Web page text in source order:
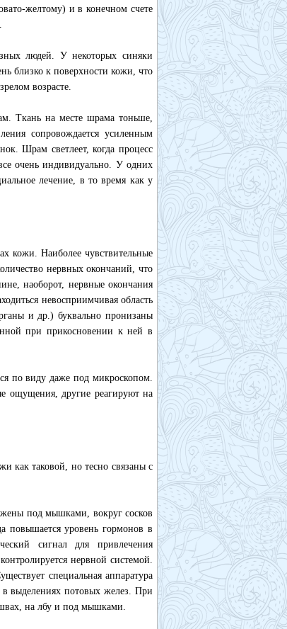
желтому) и в конечном счете
людей. У некоторых синяки
близко к поверхности кожи, что
возрасте.
Ткань на месте шрама тоньше,
сопровождается усиленным
Шрам светлеет, когда процесс
очень индивидуально. У одних
лечение, в то время как у
кожи. Наиболее чувствительные
нервных окончаний, что
наоборот, нервные окончания
невосприимчивая область
и др.) буквально пронизаны
при прикосновении к ней в
по виду даже под микроскопом.
ощущения, другие реагируют на
как таковой, но тесно связаны с
под мышками, вокруг сосков
повышается уровень гормонов в
сигнал для привлечения
нервной системой.
специальная аппаратура
в выделениях потовых желез. При
на лбу и под мышками.